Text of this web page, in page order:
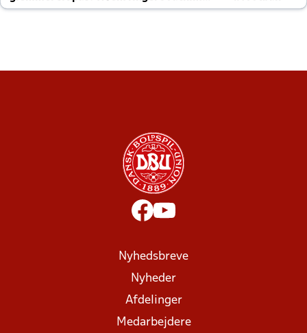
altid til efter kampe?
Nyhedsbreve
Nyheder
Afdelinger
Medarbejdere